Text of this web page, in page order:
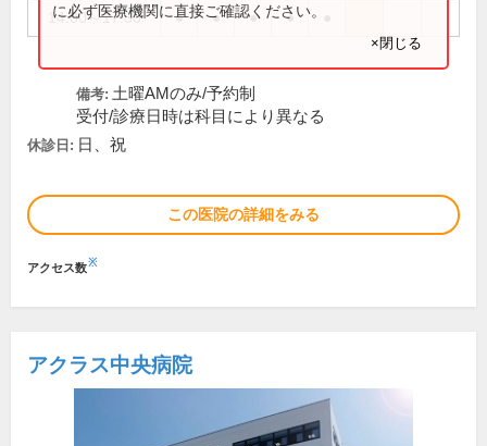
14:00～17:30 ● ● ● ●
に必ず医療機関に直接ご確認ください。
×閉じる
備考: 土曜AMのみ/予約制
受付/診療日時は科目により異なる
休診日: 日、祝
この医院の詳細をみる
アクセス数※
アクラス中央病院